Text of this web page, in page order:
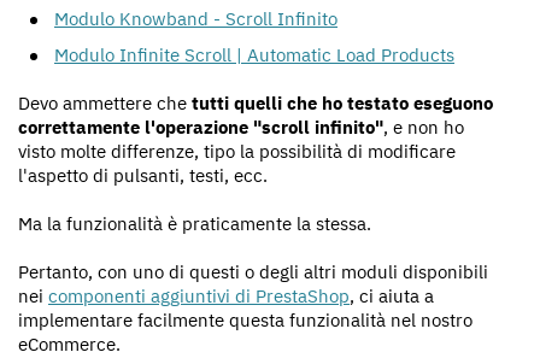
Modulo Knowband - Scroll Infinito
Modulo Infinite Scroll | Automatic Load Products
Devo ammettere che tutti quelli che ho testato eseguono
correttamente l'operazione "scroll infinito", e non ho
visto molte differenze, tipo la possibilità di modificare
l'aspetto di pulsanti, testi, ecc.
Ma la funzionalità è praticamente la stessa.
Pertanto, con uno di questi o degli altri moduli disponibili
nei componenti aggiuntivi di PrestaShop, ci aiuta a
implementare facilmente questa funzionalità nel nostro
eCommerce.